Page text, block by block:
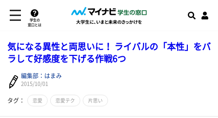
学生の
窓口とは
気になる異性と両思いに！ ライバルの「本性」をバ
ラして好感度を下げる作戦6つ
編集部：はまみ
2015/10/01
タグ： 恋愛 恋愛テク 片思い